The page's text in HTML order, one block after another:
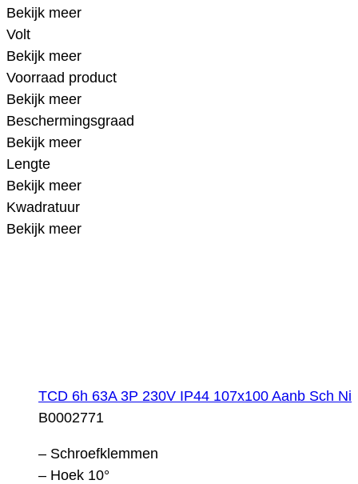
Bekijk meer
Volt
Bekijk meer
Voorraad product
Bekijk meer
Beschermingsgraad
Bekijk meer
Lengte
Bekijk meer
Kwadratuur
Bekijk meer
TCD 6h 63A 3P 230V IP44 107x100 Aanb Sch Ni
B0002771
– Schroefklemmen
– Hoek 10°